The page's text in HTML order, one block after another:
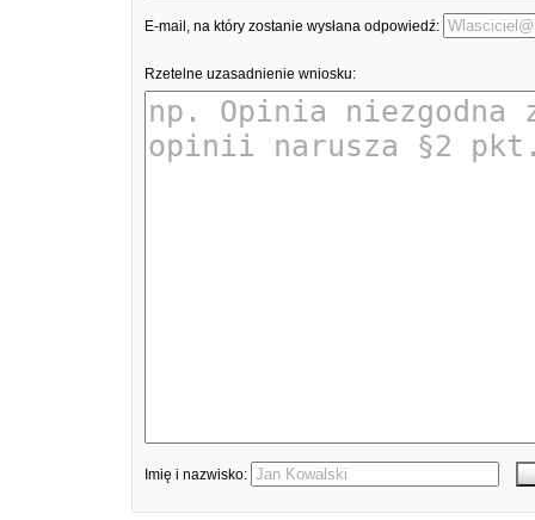
E-mail, na który zostanie wysłana odpowiedź:
Rzetelne uzasadnienie wniosku:
Imię i nazwisko: